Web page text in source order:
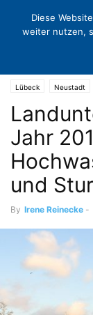
Lübeck Neustadt
Jahr
und
By Irene Reinecke -
Diese
weiter nutzen,